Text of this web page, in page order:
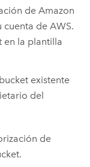
deAmazon
cuenta deAWS.
en la plantilla
existente
del
de